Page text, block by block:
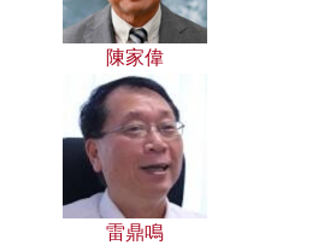
陳家偉
雷鼎鳴